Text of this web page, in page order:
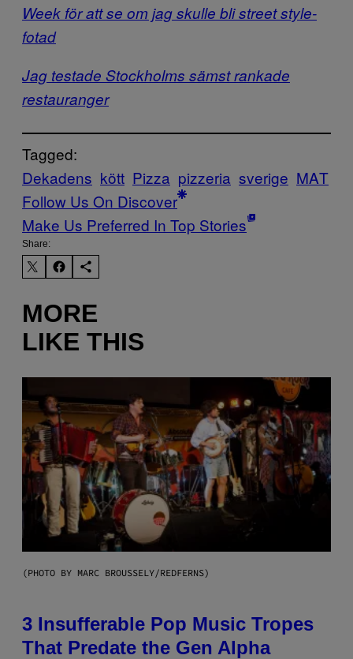
Week för att se om jag skulle bli street style-
fotad
Jag testade Stockholms sämst rankade
restauranger
Tagged:
Dekadens kött Pizza pizzeria sverige ΜΑΤ
Follow Us On Discover
Make Us Preferred In Top Stories
Share:
MORE
LIKE THIS
(PHOTO BY MARC BROUSSELY/REDFERNS)
3 Insufferable Pop Music Tropes
That Predate the Gen Alpha